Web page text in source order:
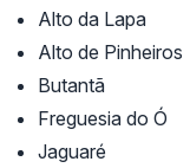
Alto da Lapa
Alto de Pinheiros
Butantã
Freguesia do Ó
Jaguaré